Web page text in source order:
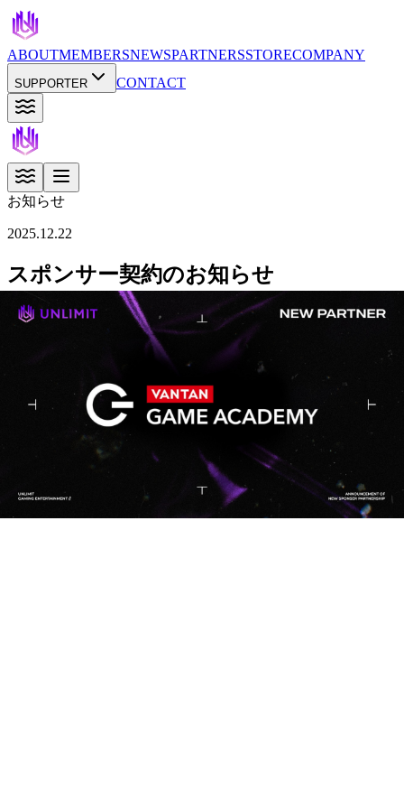
ABOUTMEMBERSNEWSPARTNERSSTORECOMPANY
SUPPORTER CONTACT
お知らせ
2025.12.22
スポンサー契約のお知らせ
BACK TO NEWS
利用規約
© 2025 UNLIMIT All Right Reserved.